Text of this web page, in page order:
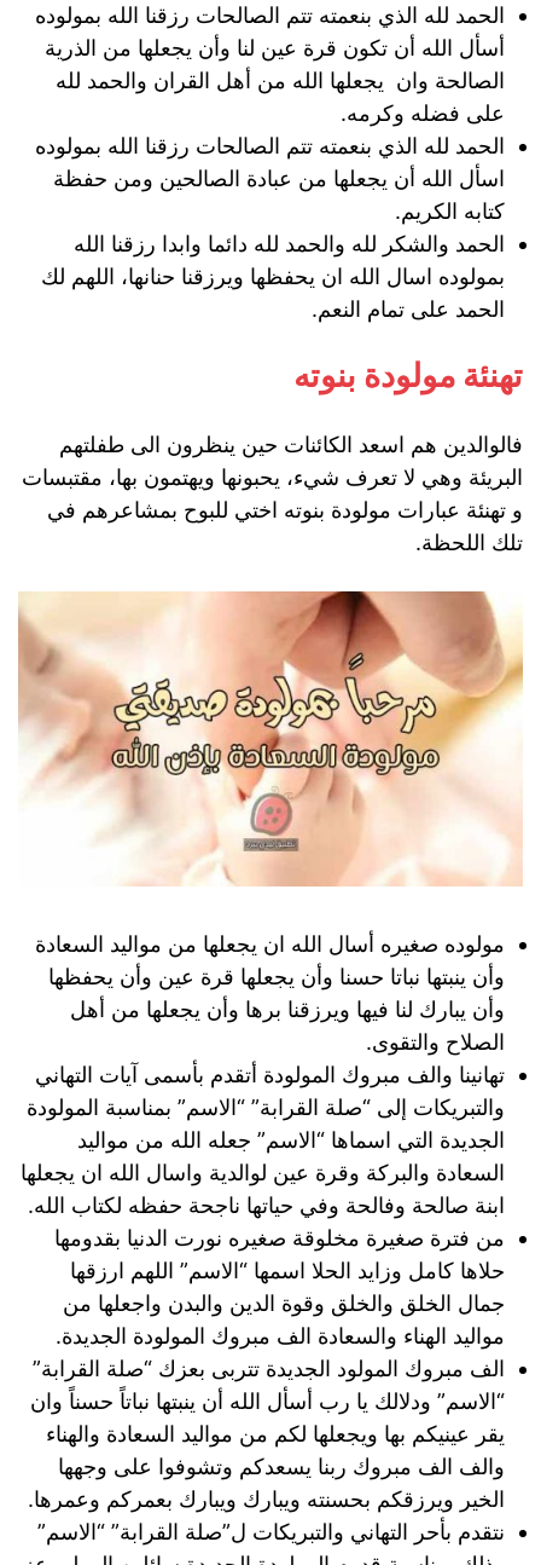
الحمد لله الذي بنعمته تتم الصالحات رزقنا الله بمولوده
أسأل الله أن تكون قرة عين لنا وأن يجعلها من الذرية
الصالحة وان يجعلها الله من أهل القران والحمد لله
على فضله وكرمه.
الحمد لله الذي بنعمته تتم الصالحات رزقنا الله بمولوده
اسأل الله أن يجعلها من عبادة الصالحين ومن حفظة
كتابه الكريم.
الحمد والشكر لله والحمد لله دائما وابدا رزقنا الله
بمولوده اسال الله ان يحفظها ويرزقنا حنانها، اللهم لك
الحمد على تمام النعم.
تهنئة مولودة بنوته
فالوالدين هم اسعد الكائنات حين ينظرون الى طفلتهم
البريئة وهي لا تعرف شيء، يحبونها ويهتمون بها، مقتبسات
و تهنئة عبارات مولودة بنوته اختي للبوح بمشاعرهم في
تلك اللحظة.
مولوده صغيره أسال الله ان يجعلها من مواليد السعادة
وأن ينبتها نباتا حسنا وأن يجعلها قرة عين وأن يحفظها
وأن يبارك لنا فيها ويرزقنا برها وأن يجعلها من أهل
الصلاح والتقوى.
تهانينا والف مبروك المولودة أتقدم بأسمى آيات التهاني
والتبريكات إلى “صلة القرابة” “الاسم” بمناسبة المولودة
الجديدة التي اسماها “الاسم” جعله الله من مواليد
السعادة والبركة وقرة عين لوالدية واسال الله ان يجعلها
ابنة صالحة وفالحة وفي حياتها ناجحة حفظه لكتاب الله.
من فترة صغيرة مخلوقة صغيره نورت الدنيا بقدومها
حلاها كامل وزايد الحلا اسمها “الاسم” اللهم ارزقها
جمال الخلق والخلق وقوة الدين والبدن واجعلها من
مواليد الهناء والسعادة الف مبروك المولودة الجديدة.
الف مبروك المولود الجديدة تتربى بعزك “صلة القرابة”
“الاسم” ودلالك يا رب أسأل الله أن ينبتها نباتاً حسناً وان
يقر عينيكم بها ويجعلها لكم من مواليد السعادة والهناء
والف الف مبروك ربنا يسعدكم وتشوفوا على وجهها
الخير ويرزقكم بحسنته ويبارك ويبارك بعمركم وعمرها.
نتقدم بأحر التهاني والتبريكات ل”صلة القرابة” “الاسم”